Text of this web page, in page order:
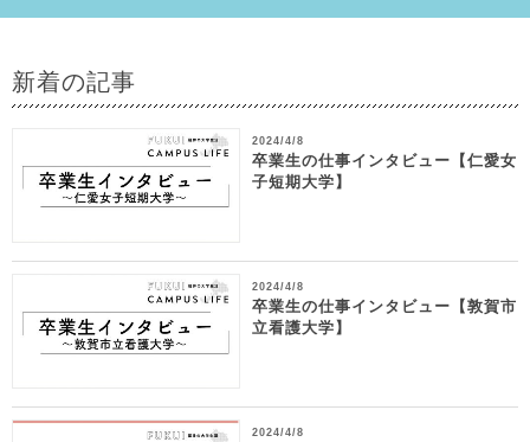
新着の記事
2024/4/8
卒業生の仕事インタビュー【仁愛女
子短期大学】
2024/4/8
卒業生の仕事インタビュー【敦賀市
立看護大学】
2024/4/8